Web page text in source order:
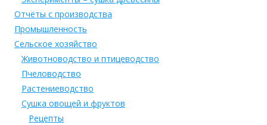
Отчёты с производства
Промышленность
Сельское хозяйство
Животноводство и птицеводство
Пчеловодство
Растениеводство
Сушка овощей и фруктов
Рецепты